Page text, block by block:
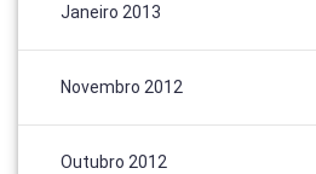
Janeiro 2013
Novembro 2012
Outubro 2012